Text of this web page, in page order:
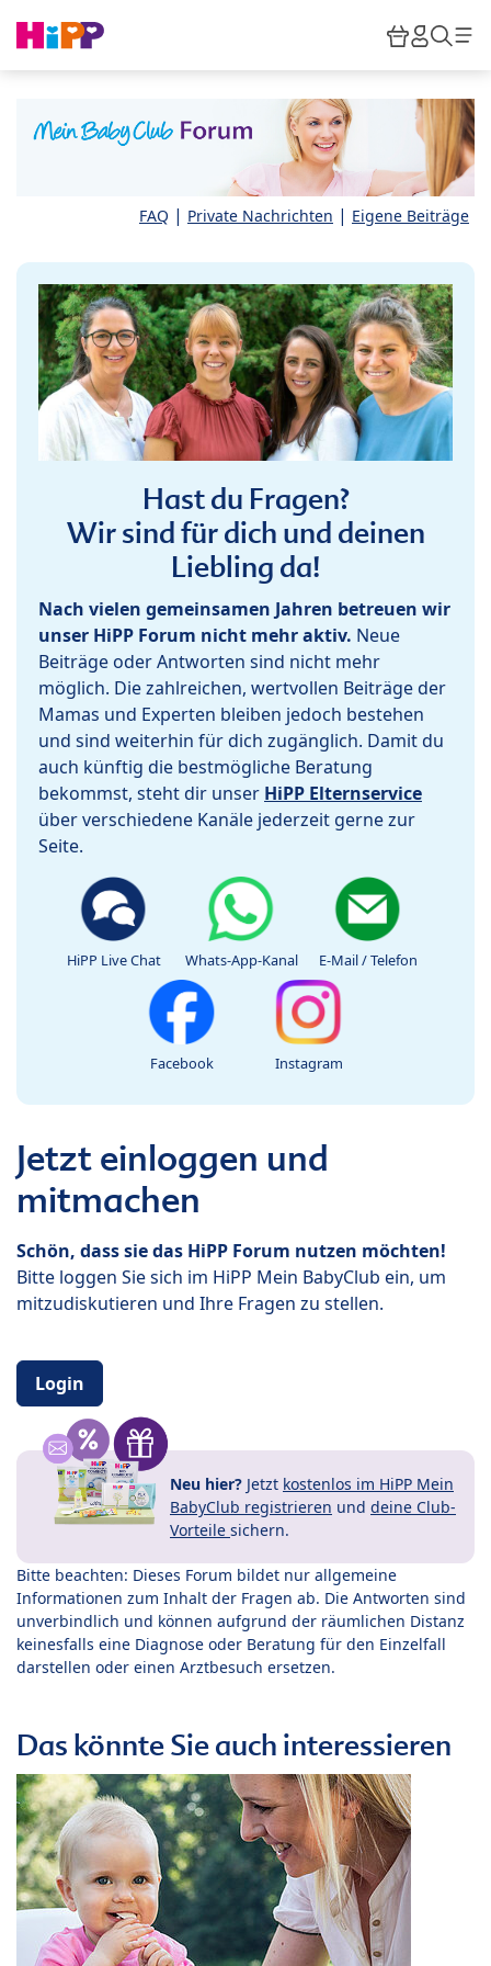
HiPP
FAQ | Private Nachrichten | Eigene Beiträge
Hast du Fragen?
Wir sind für dich und deinen
Liebling da!
Nach vielen gemeinsamen Jahren betreuen wir
unser HiPP Forum nicht mehr aktiv. Neue
Beiträge oder Antworten sind nicht mehr
möglich. Die zahlreichen, wertvollen Beiträge der
Mamas und Experten bleiben jedoch bestehen
und sind weiterhin für dich zugänglich. Damit du
auch künftig die bestmögliche Beratung
bekommst, steht dir unser HiPP Elternservice
über verschiedene Kanäle jederzeit gerne zur
Seite.
HiPP Live Chat Whats-App-Kanal E-Mail / Telefon
Facebook Instagram
Jetzt einloggen und
mitmachen
Schön, dass sie das HiPP Forum nutzen möchten!
Bitte loggen Sie sich im HiPP Mein BabyClub ein, um
mitzudiskutieren und Ihre Fragen zu stellen.
Login
Neu hier? Jetzt kostenlos im HiPP Mein
BabyClub registrieren und deine Club-
Vorteile sichern.
Bitte beachten: Dieses Forum bildet nur allgemeine
Informationen zum Inhalt der Fragen ab. Die Antworten sind
unverbindlich und können aufgrund der räumlichen Distanz
keinesfalls eine Diagnose oder Beratung für den Einzelfall
darstellen oder einen Arztbesuch ersetzen.
Das könnte Sie auch interessieren